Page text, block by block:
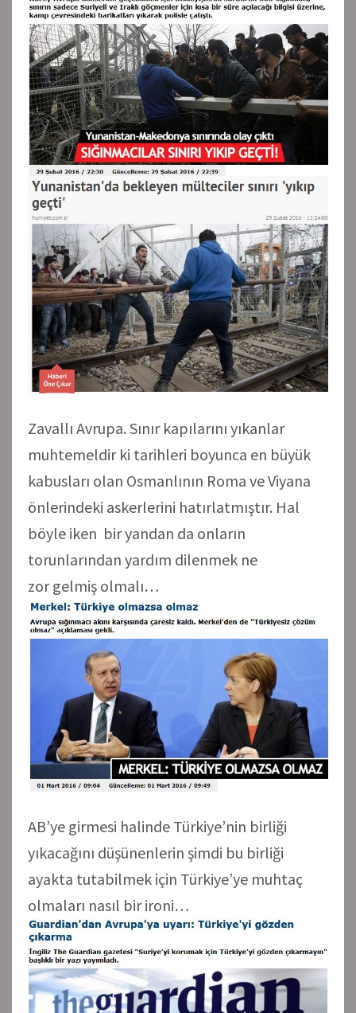
Zavallı Avrupa. Sınır kapılarını yıkanlar
muhtemeldir ki tarihleri boyunca en büyük
kabusları olan Osmanlının Roma ve Viyana
önlerindeki askerlerini hatırlatmıştır. Hal
böyle iken bir yandan da onların
torunlarından yardım dilenmek ne
zor gelmiş olmalı…
AB’ye girmesi halinde Türkiye’nin birliği
yıkacağını düşünenlerin şimdi bu birliği
ayakta tutabilmek için Türkiye’ye muhtaç
olmaları nasıl bir ironi…